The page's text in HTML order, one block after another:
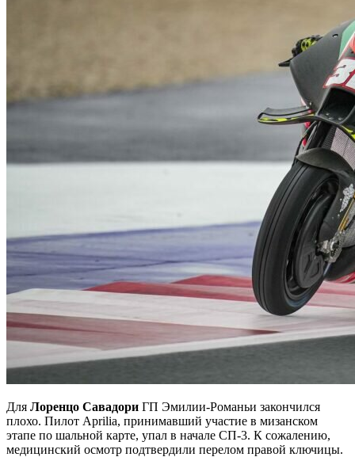
Для Лоренцо Савадори ГП Эмилии-Романьи закончился
плохо. Пилот Aprilia, принимавший участие в мизанском
этапе по шальной карте, упал в начале СП-3. К сожалению,
медицинский осмотр подтвердили перелом правой ключицы.